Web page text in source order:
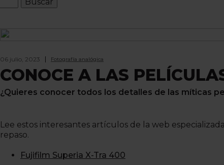
06 julio, 2023 Fotografía analógica
CONOCE A LAS
¿Quieres conocer todos los detalles de las míticas
Lee estos interesantes artículos de la web
repaso.
Fujifilm Superia X-Tra 400